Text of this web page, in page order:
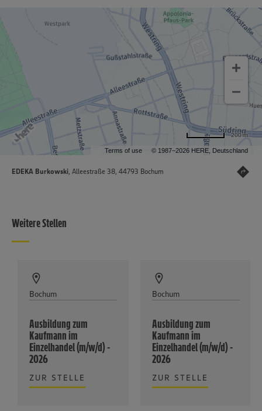
Terms of use © 1987–2026 HERE, Deutschland
200 m
EDEKA Burkowski, Alleestraße 38, 44793 Bochum
Weitere Stellen
Bochum
Ausbildung zum
Kaufmann im
Einzelhandel (m/w/d) -
2026
ZUR STELLE
Bochum
Ausbildung zum
Kaufmann im
Einzelhandel (m/w/d) -
2026
ZUR STELLE